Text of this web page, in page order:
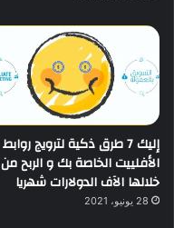
إليك 7 طرق ذكية لترويج روابط
الأفلييت الخاصة بك و الربح من
خلالها الآف الدولارات شهريا
28 يونيو، 2021